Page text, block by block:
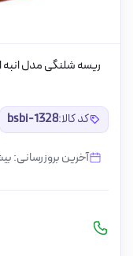
ریسه شلنگی مدل انبه
کد کالا:bsbi-1328
آخرین بروزرسانی: